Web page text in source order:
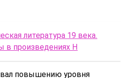
литература 19 века.
в произведениях H
повышению уровня